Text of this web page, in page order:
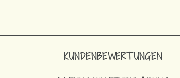
KUNDENBEWERTUNGEN